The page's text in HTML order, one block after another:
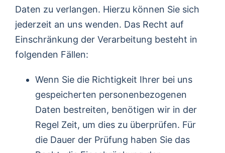
Daten zu verlangen. Hierzu können Sie sich
jederzeit an uns wenden. Das Recht auf
Einschränkung der Verarbeitung besteht in
folgenden Fällen:
Wenn Sie die Richtigkeit Ihrer bei uns
gespeicherten personenbezogenen
Daten bestreiten, benötigen wir in der
Regel Zeit, um dies zu überprüfen. Für
die Dauer der Prüfung haben Sie das